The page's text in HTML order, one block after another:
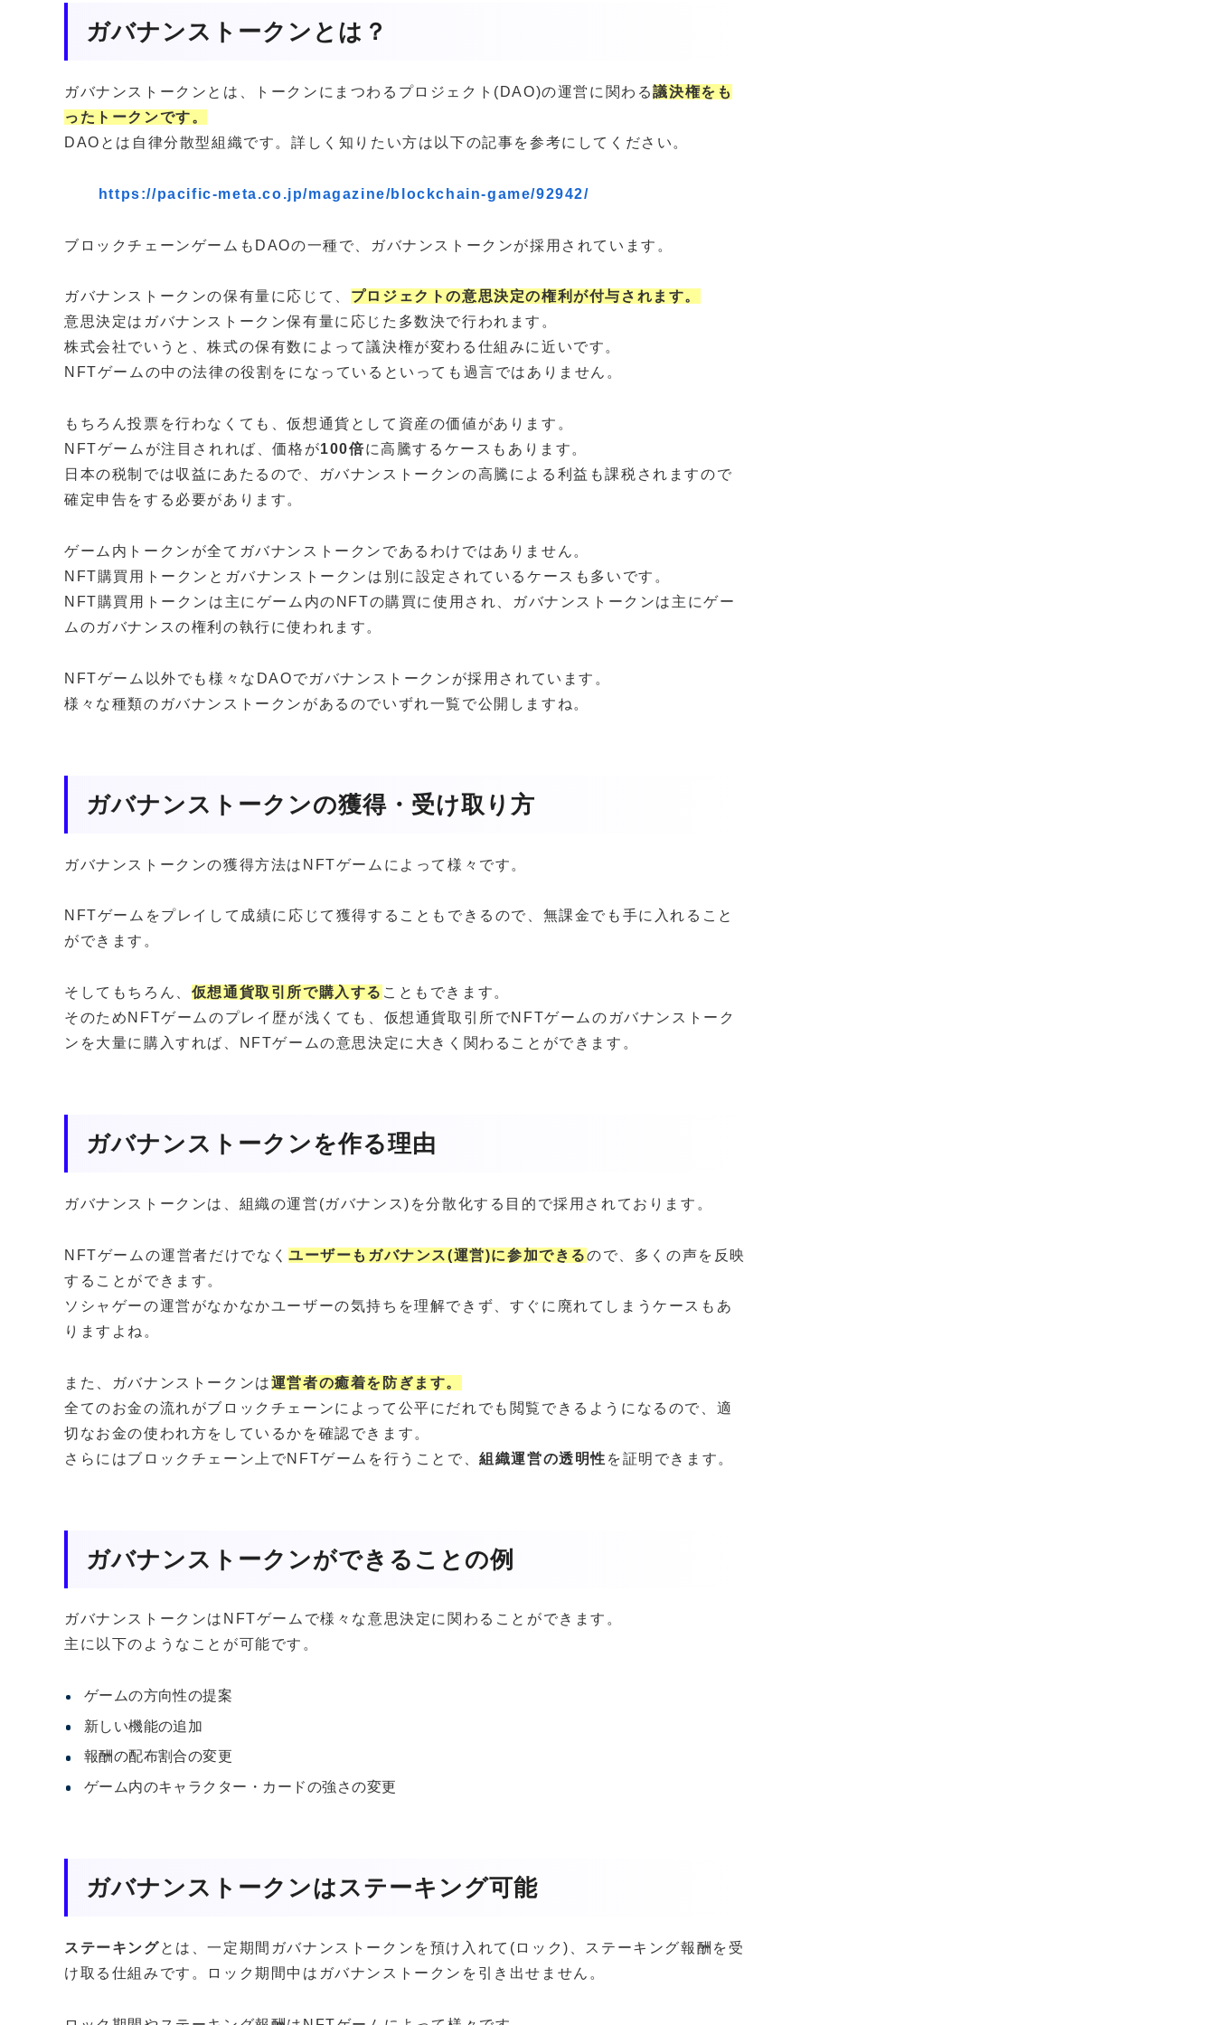
ガバナンストークンとは？
ガバナンストークンとは、トークンにまつわるプロジェクト(DAO)の運営に関わる議決権をも
ったトークンです。
DAOとは自律分散型組織です。詳しく知りたい方は以下の記事を参考にしてください。
https://pacific-meta.co.jp/magazine/blockchain-game/92942/
ブロックチェーンゲームもDAOの一種で、ガバナンストークンが採用されています。
ガバナンストークンの保有量に応じて、 プロジェクトの意思決定の権利が付与されます。
意思決定はガバナンストークン保有量に応じた多数決で行われます。
株式会社でいうと、株式の保有数によって議決権が変わる仕組みに近いです。
NFTゲームの中の法律の役割をになっているといっても過言ではありません。
もちろん投票を行わなくても、仮想通貨として資産の価値があります。
NFTゲームが注目されれば、価格が100倍に高騰するケースもあります。
日本の税制では収益にあたるので、ガバナンストークンの高騰による利益も課税されますので
確定申告をする必要があります。
ゲーム内トークンが全てガバナンストークンであるわけではありません。
NFT購買用トークンとガバナンストークンは別に設定されているケースも多いです。
NFT購買用トークンは主にゲーム内のNFTの購買に使用され、ガバナンストークンは主にゲー
ムのガバナンスの権利の執行に使われます。
NFTゲーム以外でも様々なDAOでガバナンストークンが採用されています。
様々な種類のガバナンストークンがあるのでいずれ一覧で公開しますね。
ガバナンストークンの獲得・受け取り方
ガバナンストークンの獲得方法はNFTゲームによって様々です。
NFTゲームをプレイして成績に応じて獲得することもできるので、無課金でも手に入れること
ができます。
そしてもちろん、 仮想通貨取引所で購入する こともできます。
そのためNFTゲームのプレイ歴が浅くても、仮想通貨取引所でNFTゲームのガバナンストーク
ンを大量に購入すれば、NFTゲームの意思決定に大きく関わることができます。
ガバナンストークンを作る理由
ガバナンストークンは、組織の運営(ガバナンス)を分散化する目的で採用されております。
NFTゲームの運営者だけでなく ユーザーもガバナンス(運営)に参加できるので、多くの声を反映
することができます。
ソシャゲーの運営がなかなかユーザーの気持ちを理解できず、すぐに廃れてしまうケースもあ
りますよね。
また、ガバナンストークンは運営者の癒着を防ぎます。
全てのお金の流れがブロックチェーンによって公平にだれでも閲覧できるようになるので、適
切なお金の使われ方をしているかを確認できます。
さらにはブロックチェーン上でNFTゲームを行うことで、組織運営の透明性 を証明できます。
ガバナンストークンができることの例
ガバナンストークンはNFTゲームで様々な意思決定に関わることができます。
主に以下のようなことが可能です。
ゲームの方向性の提案
新しい機能の追加
報酬の配布割合の変更
ゲーム内のキャラクター・カードの強さの変更
ガバナンストークンはステーキング可能
ステーキングとは、一定期間ガバナンストークンを預け入れて(ロック)、ステーキング報酬を受
け取る仕組みです。ロック期間中はガバナンストークンを引き出せません。